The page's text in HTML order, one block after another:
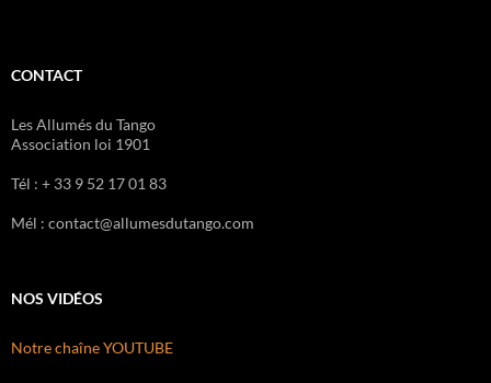
CONTACT
Les Allumés du Tango
Association loi 1901
Tél : + 33 9 52 17 01 83
Mél : contact@allumesdutango.com
NOS VIDÉOS
Notre chaîne YOUTUBE